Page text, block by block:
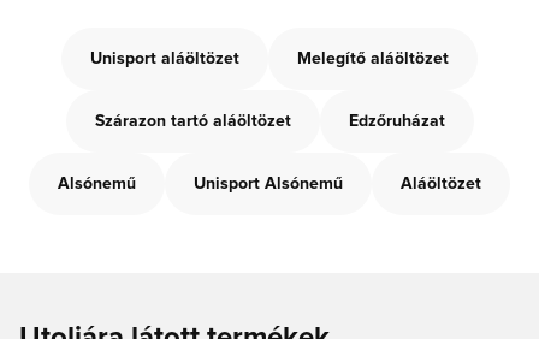
Unisport aláöltözet Melegítő aláöltözet
Szárazon tartó aláöltözet Edzőruházat
Alsónemű Unisport Alsónemű Aláöltözet